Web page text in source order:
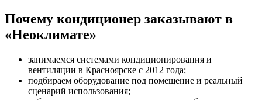
Почему кондиционер заказывают в
«Неоклимате»
занимаемся системами кондиционирования и
вентиляции в Красноярске с 2012 года;
подбираем оборудование под помещение и реальный
сценарий использования;